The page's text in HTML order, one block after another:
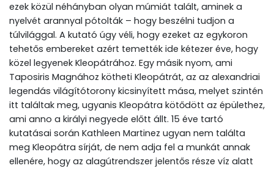
ezek közül néhányban olyan múmiát talált, aminek a
nyelvét arannyal pótolták – hogy beszélni tudjon a
túlvilággal. A kutató úgy véli, hogy ezeket az egykoron
tehetős embereket azért temették ide kétezer éve, hogy
közel legyenek Kleopátrához. Egy másik nyom, ami
Taposiris Magnához kötheti Kleopátrát, az az alexandriai
legendás világítótorony kicsinyített mása, melyet szintén
itt találtak meg, ugyanis Kleopátra kötődött az épülethez,
ami anno a királyi negyede előtt állt. 15 éve tartó
kutatásai során Kathleen Martinez ugyan nem találta
meg Kleopátra sírját, de nem adja fel a munkát annak
ellenére, hogy az alagútrendszer jelentős része víz alatt